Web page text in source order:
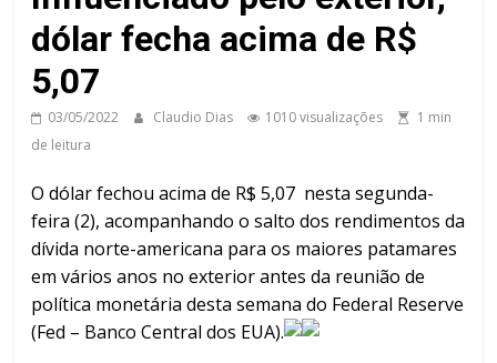
dólar fecha acima de R$
5,07
03/05/2022 Claudio Dias 1010 visualizações
1 min
de leitura
O dólar fechou acima de R$ 5,07 nesta segunda-
feira (2), acompanhando o salto dos rendimentos da
dívida norte-americana para os maiores patamares
em vários anos no exterior antes da reunião de
política monetária desta semana do Federal Reserve
(Fed – Banco Central dos EUA).